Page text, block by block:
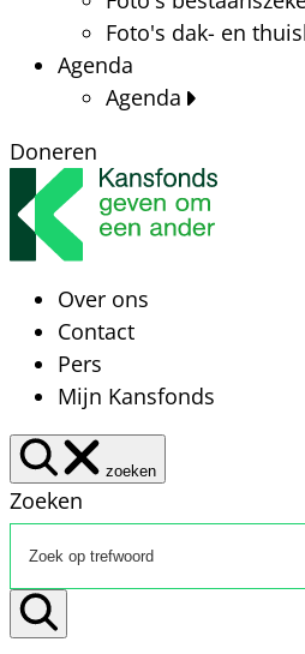
Foto's dak- en
Agenda
Agenda
Doneren
Over ons
Contact
Pers
Mijn Kansfonds
zoeken
Zoeken